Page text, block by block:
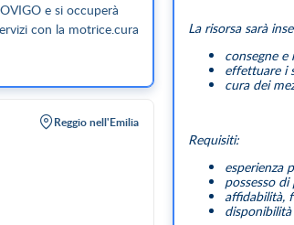
e si occuperà
con la motrice.cura
Reggio nell'Emilia
La risorsa sarà
consegne e
effettuare i
cura dei
Requisiti:
esperienza
possesso
affidabilità,